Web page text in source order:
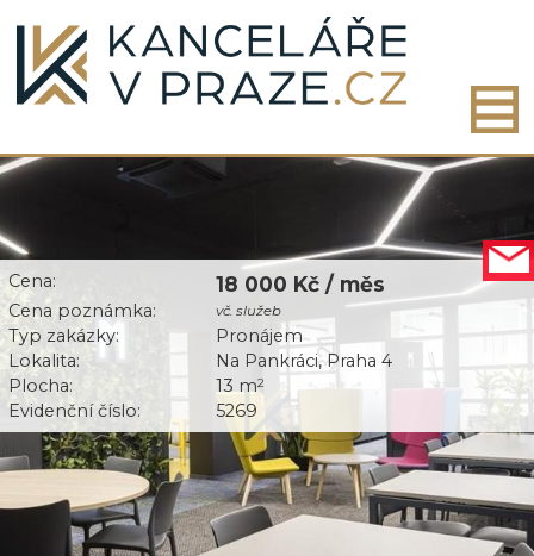
Cena: 18 000 Kč / měs
Cena poznámka: vč. služeb
Typ zakázky:
Pronájem
Lokalita:
Na Pankráci, Praha 4
Plocha:
13 m2
Evidenční číslo: 5269